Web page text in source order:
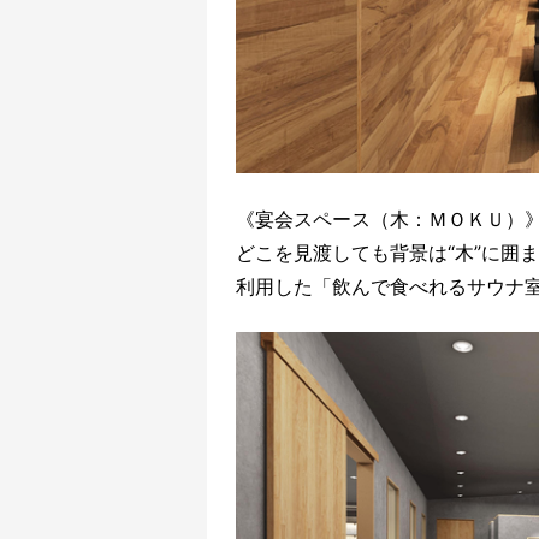
《宴会スペース（木：ＭＯＫＵ）
どこを見渡しても背景は“木”に囲
利用した「飲んで食べれるサウナ